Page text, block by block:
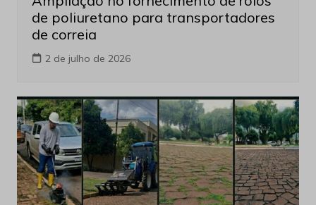
de poliuretano para transportadores
de correia
2 de julho de 2026